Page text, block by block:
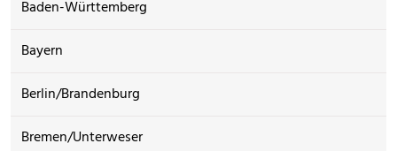
Baden-Württemberg
Bayern
Berlin/Brandenburg
Bremen/Unterweser